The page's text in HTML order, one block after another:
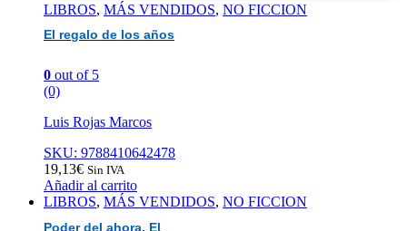
LIBROS, MÁS VENDIDOS, NO FICCION
El regalo de los años
0 out of 5
(0)
Luis Rojas Marcos
SKU: 9788410642478
19,13€ Sin IVA
Añadir al carrito
LIBROS, MÁS VENDIDOS, NO FICCION
Poder del ahora, El